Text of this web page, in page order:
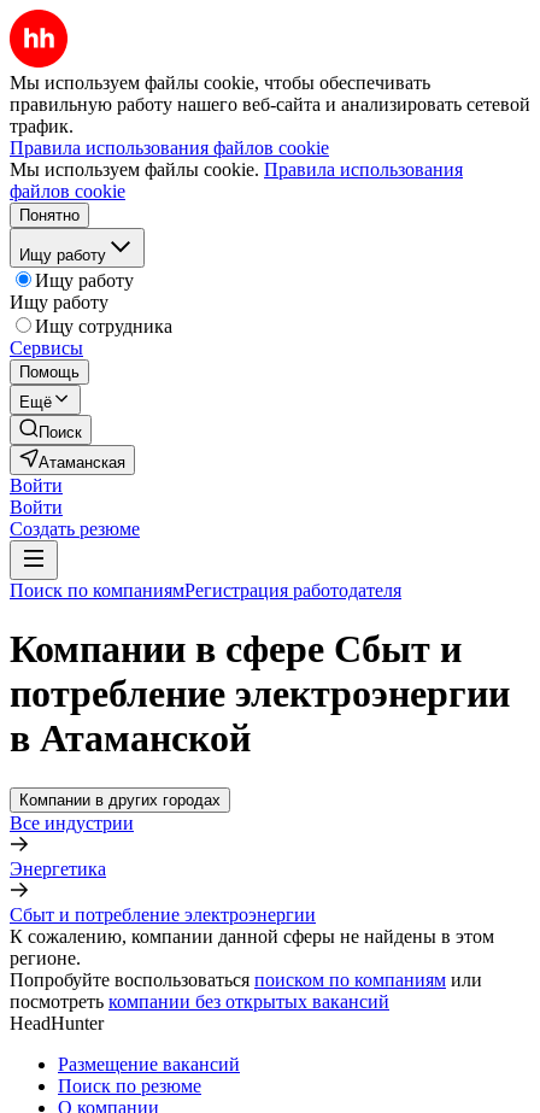
Мы используем файлы cookie, чтобы обеспечивать
правильную работу нашего веб-сайта и анализировать сетевой
трафик.
Правила использования файлов cookie
Мы используем файлы cookie. Правила использования
файлов cookie
Понятно
Ищу работу
Ищу работу
Ищу работу
Ищу сотрудника
Сервисы
Помощь
Ещё
Поиск
Атаманская
Войти
Войти
Создать резюме
Поиск по компаниямРегистрация работодателя
Компании в сфере Сбыт и
потребление электроэнергии
в Атаманской
Компании в других городах
Все индустрии
Энергетика
Сбыт и потребление электроэнергии
К сожалению, компании данной сферы не найдены в этом
регионе.
Попробуйте воспользоваться поиском по компаниям или
посмотреть компании без открытых вакансий
HeadHunter
Размещение вакансий
Поиск по резюме
О компании